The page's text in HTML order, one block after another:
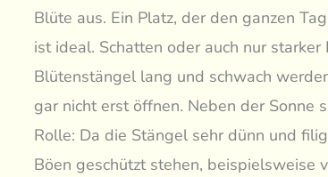
Blüte aus. Ein Platz, der den ganzen
ist ideal. Schatten oder auch nur
Blütenstängel lang und schwach
gar nicht erst öffnen. Neben der Sonne
Rolle: Da die Stängel sehr dünn und
Böen geschützt stehen, beispielsweise